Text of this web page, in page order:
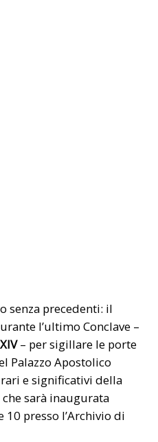
senza precedenti: il
l’ultimo Conclave –
– per sigillare le porte
Palazzo Apostolico
e significativi della
sarà inaugurata
presso l’Archivio di